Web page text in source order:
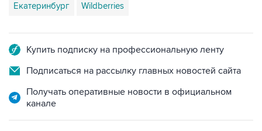
Екатеринбург Wildberries
Купить подписку на профессиональную ленту
Подписаться на рассылку главных новостей сайта
Получать оперативные новости в официальном
канале